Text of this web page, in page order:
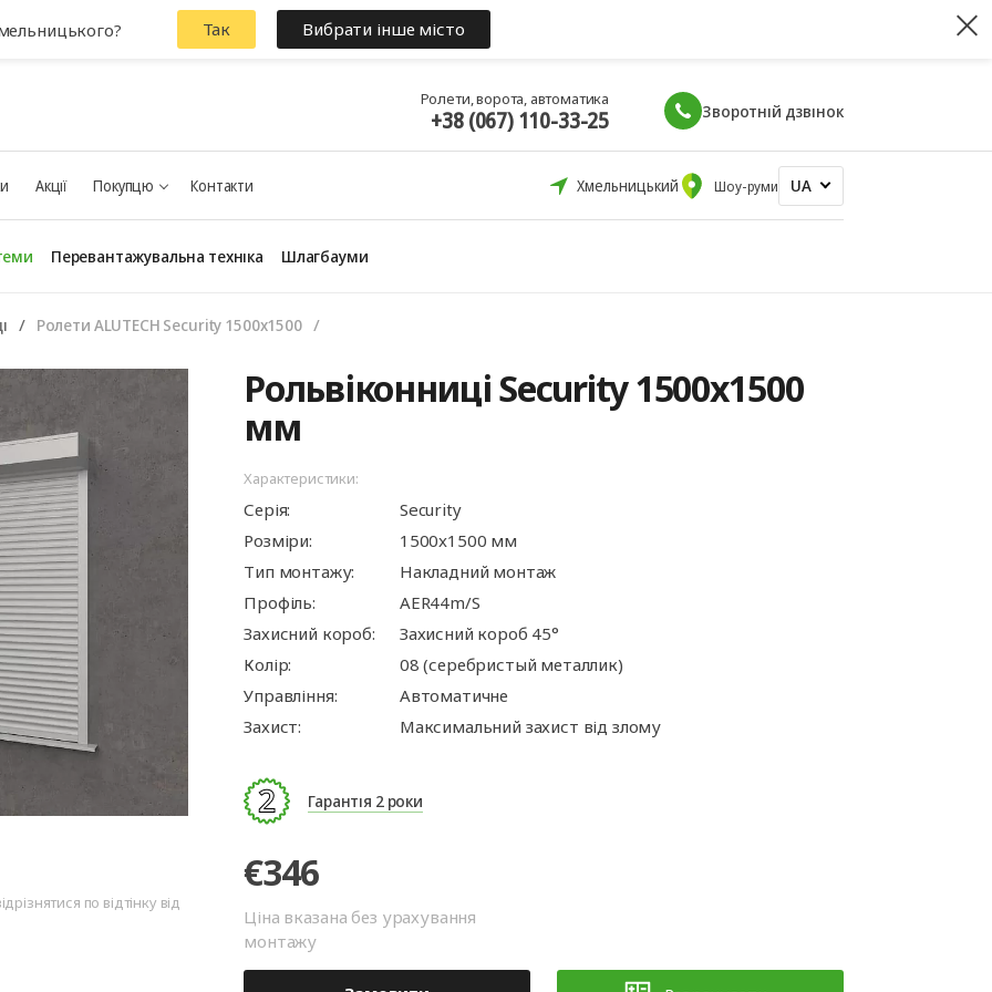
Ролети, ворота, автоматика
+38 (067) 110-33-25 Зворотній дзвінок
Акції Покупцю Контакти Хмельницький Шоу-руми UA
Панорамні ворота
Автоматика для
гаражних воріт
Автоматика для
промислових воріт
Ролетні решітки
Перевантажувальна техніка
Перевантажувальні
майданчики
Перевантажувальні
тамбури
Шлагбауми
Ролети ALUTECH Security 1500x1500
по відтінку від
Рольвіконниці Security 1500x1500
мм
Характеристики:
Серія:
Security
Розміри:
1500x1500 мм
Тип монтажу:
Накладний монтаж
Профіль:
AER44m/S
Захисний короб:
Захисний короб 45°
Колір:
08 (серебристый металлик)
Управління:
Автоматичне
Захист:
Максимальний захист від злому
Гарантія 2 роки
€346
Ціна вказана без урахування
монтажу
Так Вибрати інше місто